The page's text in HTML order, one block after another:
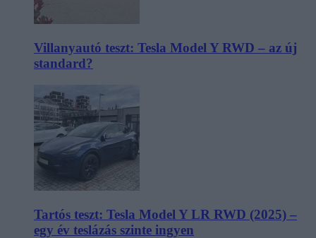
Villanyautó teszt: Tesla Model Y RWD – az új
standard?
Tartós teszt: Tesla Model Y LR RWD (2025) –
egy év teslázás szinte ingyen